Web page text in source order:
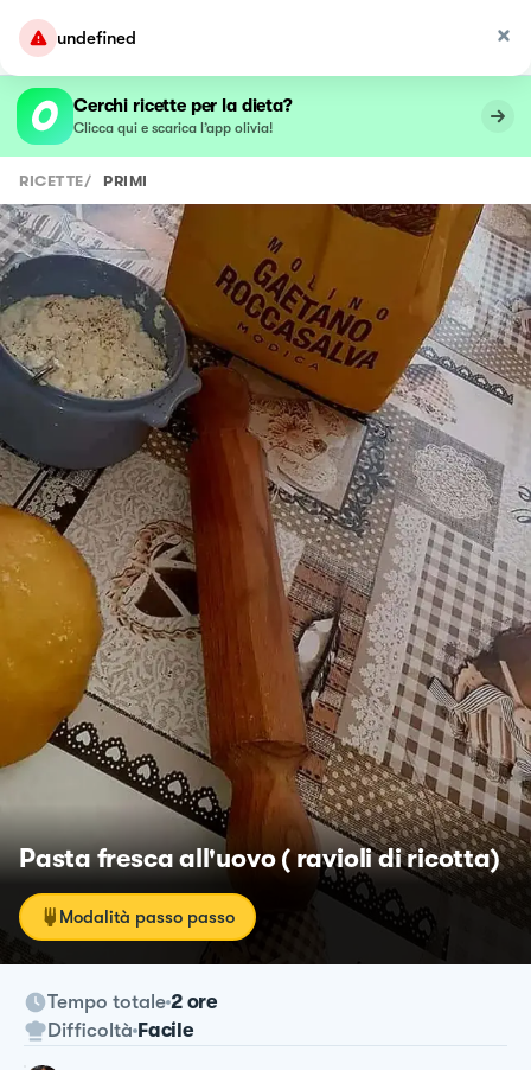
undefined
Cerchi ricette per la dieta?
Clicca qui e scarica l’app olivia!
RICETTE/ PRIMI
Pasta fresca all'uovo ( ravioli di ricotta)
Modalità passo passo
Tempo totale 2 ore
Difficoltà Facile